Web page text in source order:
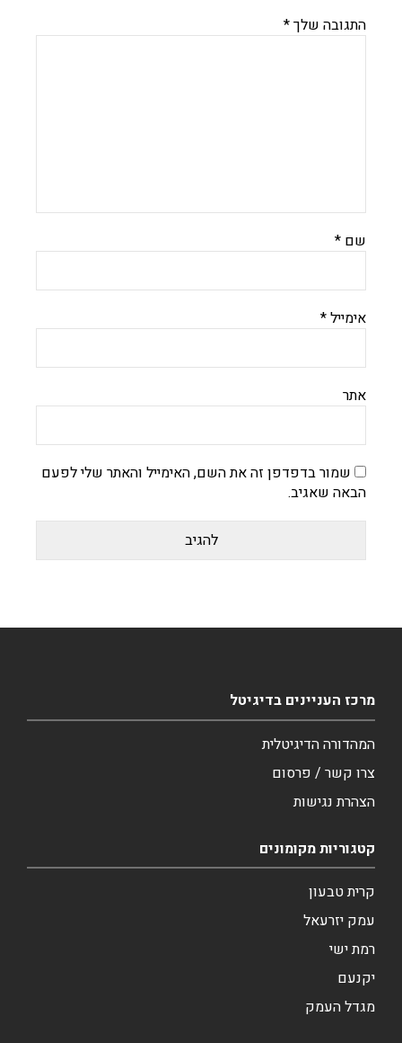
התגובה שלך*
שם *
אימייל*
אתר
שמור בדפדפן זה את השם, האימייל והאתר שלי לפעם
הבאה שאגיב.
מרכז העניינים בדיגיטל
המהדורה הדיגיטלית
צרו קשר / פרסום
הצהרת נגישות
קטגוריות מקומונים
קרית טבעון
עמק יזרעאל
רמת ישי
יקנעם
מגדל העמק